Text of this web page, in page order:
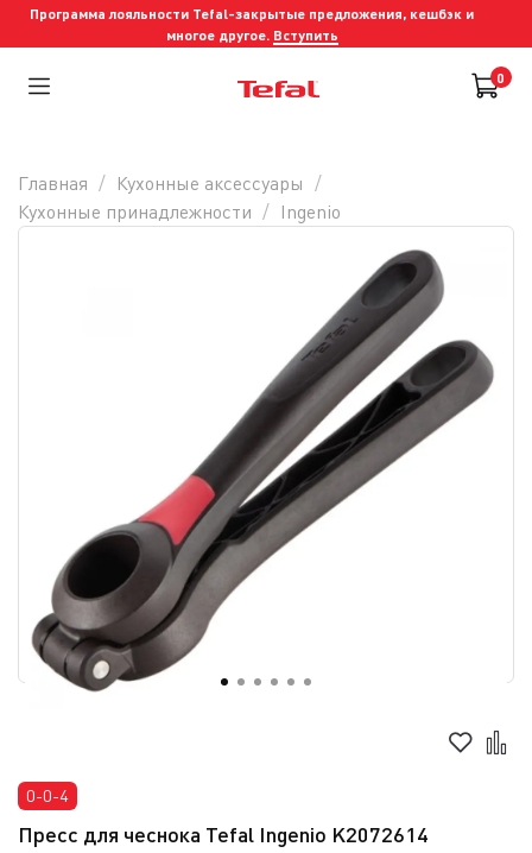
Программа лояльности Tefal-закрытые предложения, кешбэк и
многое другое. Вступить
0
0-0-4
Пресс для чеснока Tefal Ingenio K2072614
Главная
Кухонные аксессуары
Кухонные принадлежности
Ingenio